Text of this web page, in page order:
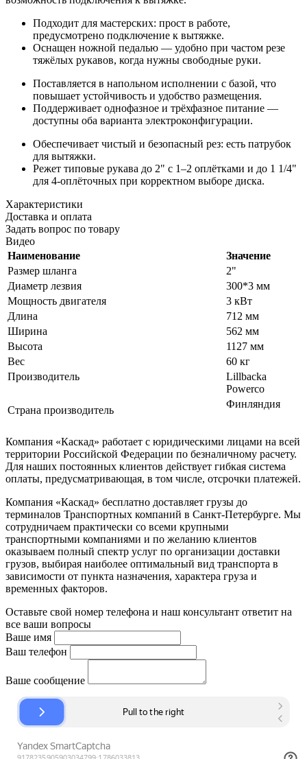
Подходит для мастерских: прост в работе,
предусмотрено подключение к вытяжке.
Оснащен ножной педалью — удобно при частом резе
тяжёлых рукавов, когда нужны свободные руки.
Поставляется в напольном исполнении с базой, что
повышает устойчивость и удобство размещения.
Поддерживает однофазное и трёхфазное питание —
доступны оба варианта электроконфигурации.
Обеспечивает чистый и безопасный рез: есть патрубок
для вытяжки.
Режет типовые рукава до 2" с 1–2 оплётками и до 1 1/4"
для 4-оплёточных при корректном выборе диска.
Характеристики
Доставка и оплата
Задать вопрос по товару
Видео
Наименование
Значение
Размер шланга
2"
Диаметр лезвия
300*3 мм
Мощность двигателя
3 кВт
Длина
712 мм
Ширина
562 мм
Высота
1127 мм
Вес
60 кг
Производитель
Lillbacka
Powerco
Страна производитель
Финляндия
Компания «Каскад» работает с юридическими лицами на всей
территории Российской Федерации по безналичному расчету.
Для наших постоянных клиентов действует гибкая система
оплаты, предусматривающая, в том числе, отсрочки платежей.
Компания «Каскад» бесплатно доставляет грузы до
терминалов Транспортных компаний в Санкт-Петербурге. Мы
сотрудничаем практически со всеми крупными
транспортными компаниями и по желанию клиентов
оказываем полный спектр услуг по организации доставки
грузов, выбирая наиболее оптимальный вид транспорта в
зависимости от пункта назначения, характера груза и
временных факторов.
Оставьте свой номер телефона и наш консультант ответит на
все ваши вопросы
Ваше имя
Ваш телефон
Ваше сообщение